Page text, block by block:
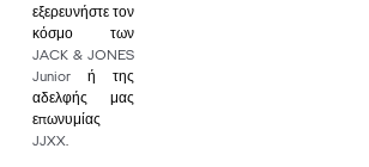
εξερευνήστε τον
κόσμο των
JACK & JONES
Junior ή της
αδελφής μας
επωνυμίας
JJXX.